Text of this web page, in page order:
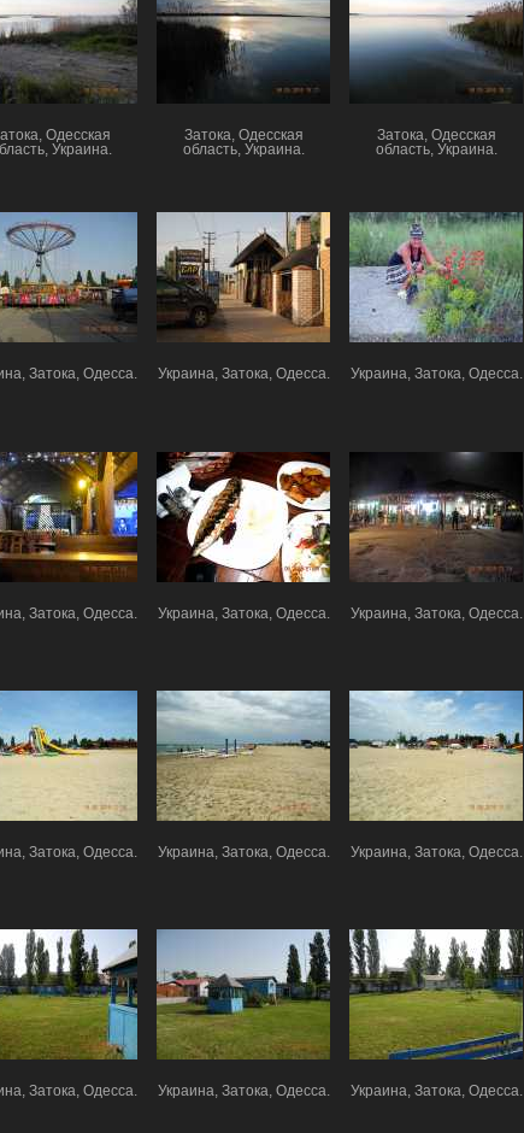
Одесская
Украина.
Затока, Одесская
область, Украина.
Затока, Одесская
область, Украина.
Затока, Одесса. Украина, Затока, Одесса. Украина, Затока, Одесса.
Затока, Одесса. Украина, Затока, Одесса. Украина, Затока, Одесса.
Затока, Одесса. Украина, Затока, Одесса. Украина, Затока, Одесса.
Затока, Одесса. Украина, Затока, Одесса. Украина, Затока, Одесса.